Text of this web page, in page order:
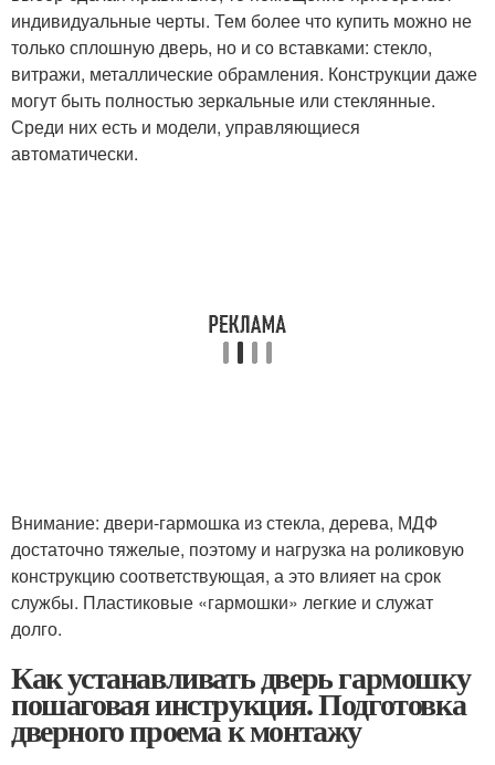
индивидуальные черты. Тем более что купить можно не
только сплошную дверь, но и со вставками: стекло,
витражи, металлические обрамления. Конструкции даже
могут быть полностью зеркальные или стеклянные.
Среди них есть и модели, управляющиеся
автоматически.
Внимание: двери-гармошка из стекла, дерева, МДФ
достаточно тяжелые, поэтому и нагрузка на роликовую
конструкцию соответствующая, а это влияет на срок
службы. Пластиковые «гармошки» легкие и служат
долго.
Как устанавливать дверь гармошку
пошаговая инструкция. Подготовка
дверного проема к монтажу